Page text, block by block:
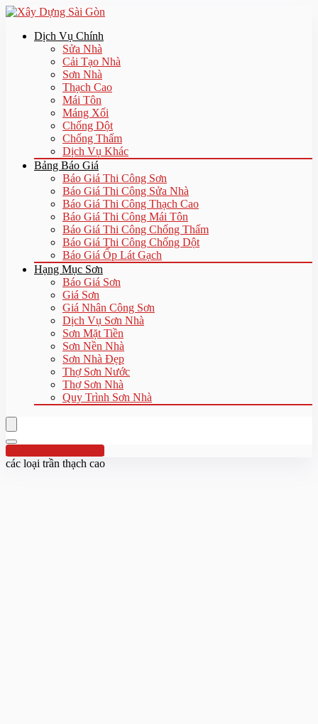
Dịch Vụ Chính
Sửa Nhà
Cải Tạo Nhà
Sơn Nhà
Thạch Cao
Mái Tôn
Máng Xối
Chống Dột
Chống Thấm
Dịch Vụ Khác
Bảng Báo Giá
Báo Giá Thi Công Sơn
Báo Giá Thi Công Sửa Nhà
Báo Giá Thi Công Thạch Cao
Báo Giá Thi Công Mái Tôn
Báo Giá Thi Công Chống Thấm
Báo Giá Thi Công Chống Dột
Báo Giá Ốp Lát Gạch
Hạng Mục Sơn
Báo Giá Sơn
Giá Sơn
Giá Nhân Công Sơn
Dịch Vụ Sơn Nhà
Sơn Mặt Tiền
Sơn Nền Nhà
Sơn Nhà Đẹp
Thợ Sơn Nước
Thợ Sơn Nhà
Quy Trình Sơn Nhà
Hotline:0961 894 472
các loại trần thạch cao